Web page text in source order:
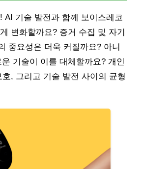
AI 기술 발전과 함께 보이스레코
변화할까요? 증거 수집 및 자기
중요성은 더욱 커질까요? 아니
기술이 이를 대체할까요? 개인
, 그리고 기술 발전 사이의 균형